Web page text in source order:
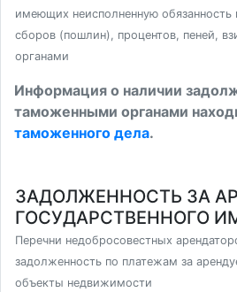
имеющих неисполненную обязанность
сборов (пошлин), процентов, пеней,
органами
Информация о наличии
таможенными органами
таможенного дела.
ЗАДОЛЖЕННОСТЬ ЗА
ГОСУДАРСТВЕННОГО
Перечни недобросовестных
задолженность по платежам за
объекты недвижимости